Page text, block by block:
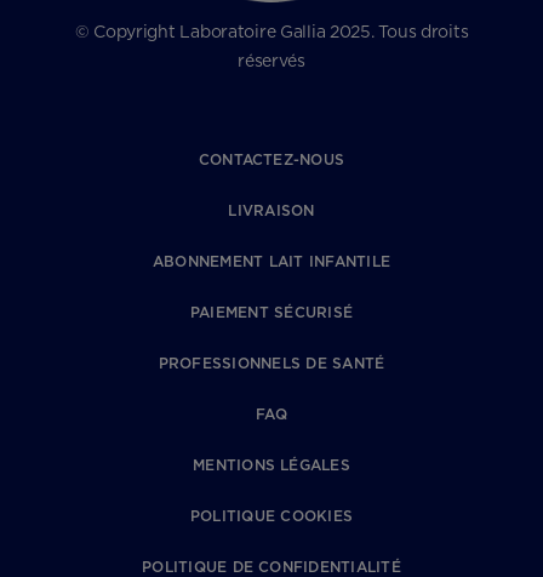
© Copyright Laboratoire Gallia 2025. Tous droits
réservés
CONTACTEZ-NOUS
LIVRAISON
ABONNEMENT LAIT INFANTILE
PAIEMENT SÉCURISÉ
PROFESSIONNELS DE SANTÉ
FAQ
MENTIONS LÉGALES
POLITIQUE COOKIES
POLITIQUE DE CONFIDENTIALITÉ